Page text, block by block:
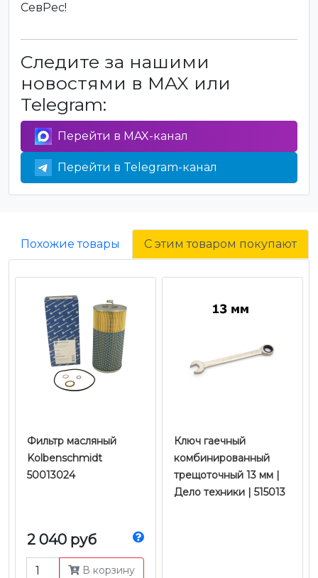
СевРес!
Следите за нашими
новостями в MAX или
Telegram:
Перейти в MAX-канал
Перейти в Telegram-канал
Похожие товары С этим товаром покупают
Фильтр масляный
Kolbenschmidt
50013024
2 040 руб
В корзину
Ключ гаечный
комбинированный
трещоточный 13 мм |
Дело техники | 515013